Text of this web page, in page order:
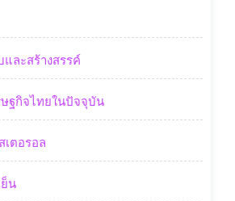
ละสร้างสรรค์
ฐกิจไทยในปัจจุบัน
เตอรอล
ย็น